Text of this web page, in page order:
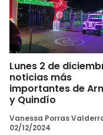
Lunes 2 de
noticias más
importantes de
y Quindío
Vanessa Porras
02/12/2024